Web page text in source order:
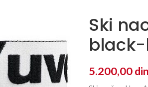
Ski
5.200,00din